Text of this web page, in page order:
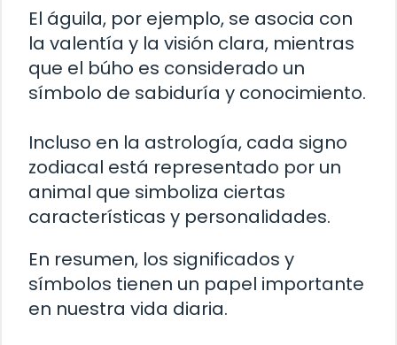
El águila, por ejemplo, se asocia con
la valentía y la visión clara, mientras
que el búho es considerado un
símbolo de sabiduría y conocimiento.
Incluso en la astrología, cada signo
zodiacal está representado por un
animal que simboliza ciertas
características y personalidades.
En resumen, los significados y
símbolos tienen un papel importante
en nuestra vida diaria.